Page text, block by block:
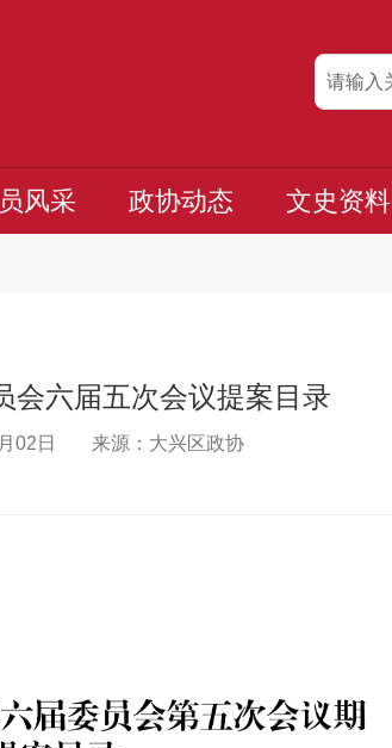
风采 政协动态 文史资料
会六届五次会议提案目录
02日 来源：大兴区政协